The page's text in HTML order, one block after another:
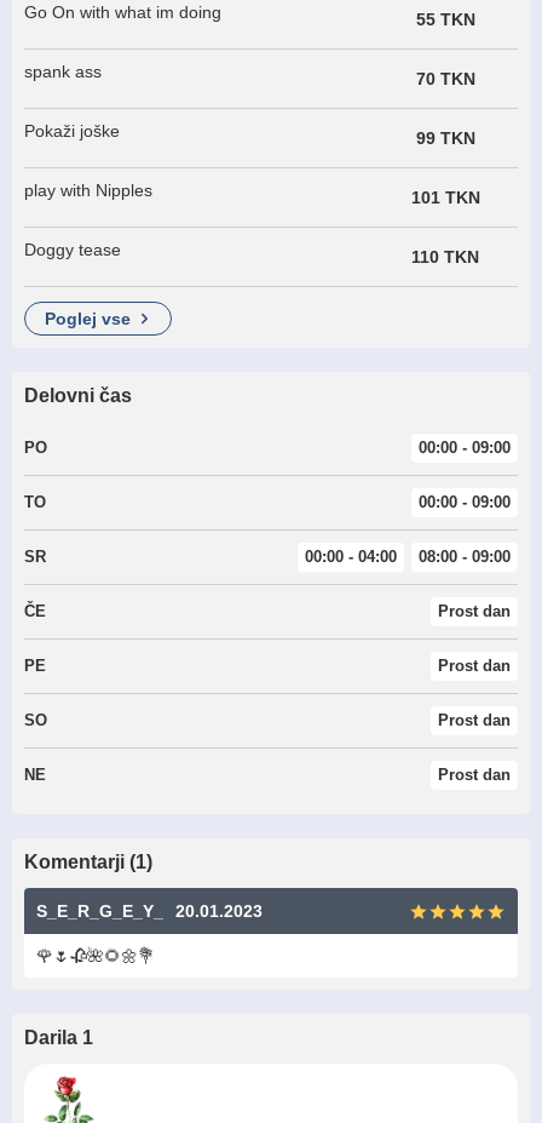
Go On with what im doing 55 TKN
spank ass 70 TKN
Pokaži joške 99 TKN
play with Nipples 101 TKN
Doggy tease 110 TKN
poglej vse
Delovni čas
PO 00:00 - 09:00
TO 00:00 - 09:00
SR 00:00 - 04:00 08:00 - 09:00
ČE Prost dan
PE Prost dan
SO Prost dan
NE Prost dan
Komentarji (1)
S_E_R_G_E_Y_ 20.01.2023
🌹🌷🥀🌺🌻🌼💐
Darila 1